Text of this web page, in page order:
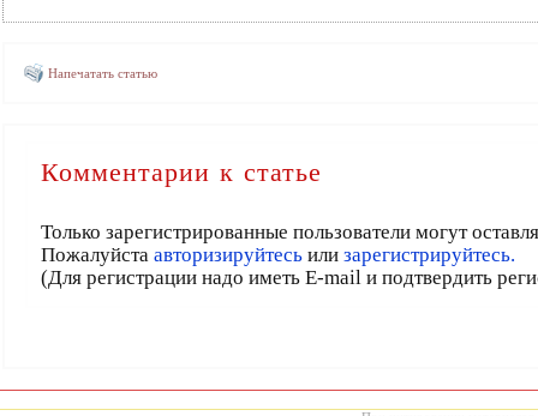
Напечатать статью
Комментарии к статье
Только зарегистрированные пользователи могут
Пожалуйста авторизируйтесь или зарегистрируйтесь.
(Для регистрации надо иметь E-mail и подтвердить